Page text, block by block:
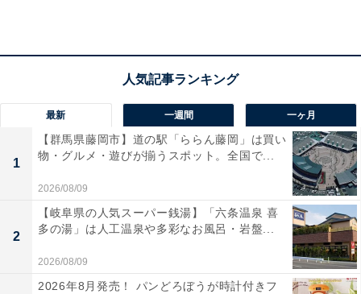
最新 一週間 一ヶ月
1
【群馬県藤岡市】道の駅「ららん藤岡」は買い
物・グルメ・遊びが揃うスポット。全国で...
2026/08/09
2
【岐阜県の人気スーパー銭湯】「六条温泉 喜
多の湯」は人工温泉や多彩なお風呂・岩盤...
2026/08/09
2026年8月発売！ パンどろぼうが時計付きフ